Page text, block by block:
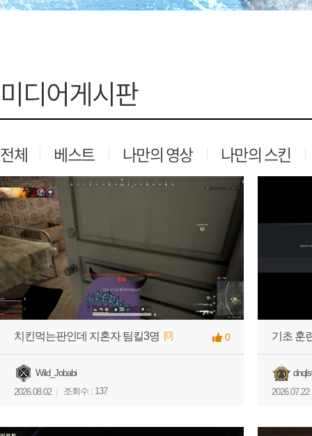
SMiniz
프렌즈팝콘
보안센터
미디어게시판
전체 베스트 나만의 영상 나만의 스킨
0
[0]
치킨먹는판인데 지혼자 팀킬3명
Wild_Jobabi
2026.08.02
조회수 : 137
2026.07.22